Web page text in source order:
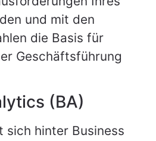
und mit den
die Basis für
Geschäftsführung
(BA)
sich hinter Business